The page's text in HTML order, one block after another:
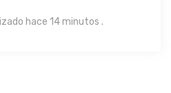
hace 14 minutos .